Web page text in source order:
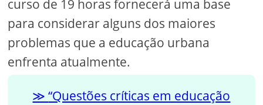
curso de 19 horas fornecerá uma base
para considerar alguns dos maiores
problemas que a educação urbana
enfrenta atualmente.
“Questões críticas em educação